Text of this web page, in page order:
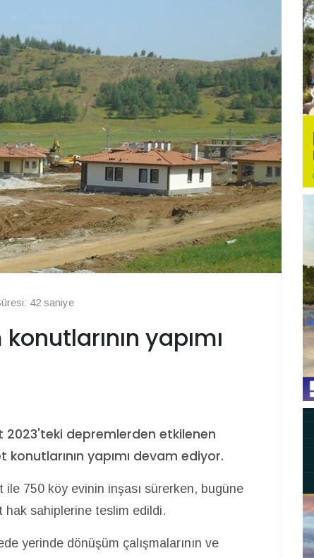
42 saniye
yapımı
depremlerden etkilenen
yapımı devam ediyor.
750 köy evinin inşası sürerken, bugüne
hak sahiplerine teslim edildi.
yerinde dönüşüm çalışmalarının ve